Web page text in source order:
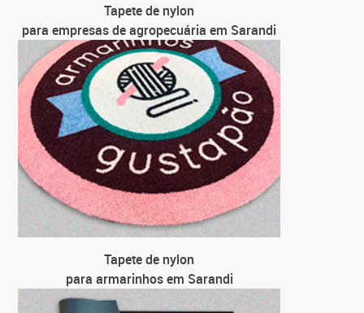
Tapete de nylon
para empresas de agropecuária em Sarandi
Tapete de nylon
para armarinhos em Sarandi